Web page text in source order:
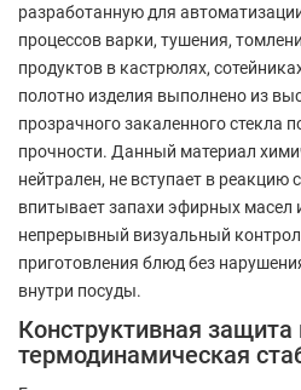
разработанную для
процессов варки, тушения,
продуктов в кастрюлях,
полотно изделия выполнено из
прозрачного закаленного стекла
прочности. Данный материал
нейтрален, не вступает в
впитывает запахи эфирных масел
непрерывный визуальный
приготовления блюд без
внутри посуды.
Конструктивная защита
термодинамическая